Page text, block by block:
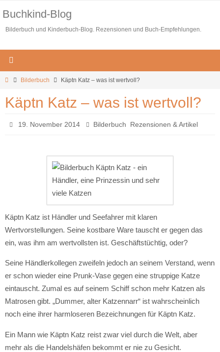
Inhalt
springen
Buchkind-Blog
Bilderbuch und Kinderbuch-Blog. Rezensionen und Buch-Empfehlungen.
StartBilderbuch Käptn Katz – was ist wertvoll?
Käptn Katz – was ist wertvoll?
19. November 2014 Bilderbuch Rezensionen & Artikel
Käptn Katz ist Händler und Seefahrer mit klaren
Wertvorstellungen. Seine kostbare Ware tauscht er gegen das
ein, was ihm am wertvollsten ist. Geschäftstüchtig, oder?
Seine Händlerkollegen zweifeln jedoch an seinem Verstand, wenn
er schon wieder eine Prunk-Vase gegen eine struppige Katze
eintauscht. Zumal es auf seinem Schiff schon mehr Katzen als
Matrosen gibt. „Dummer, alter Katzennarr“ ist wahrscheinlich
noch eine ihrer harmloseren Bezeichnungen für Käptn Katz.
Ein Mann wie Käptn Katz reist zwar viel durch die Welt, aber
mehr als die Handelshäfen bekommt er nie zu Gesicht.